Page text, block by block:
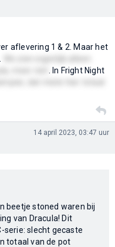
aflevering 1 & 2. Maar het
. In Fright Night
14 april 2023, 03:47 uur
beetje stoned waren bij
van Dracula! Dit
serie: slecht gecaste
totaal van de pot